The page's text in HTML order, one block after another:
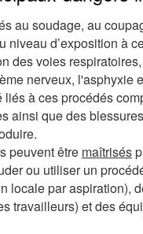
au soudage, au
d’exposition à
des voies
nerveux, l'asphyxie
à ces procédés
ainsi que des
peuvent être maîtrisés
ou utiliser un
locale par aspiration),
travailleurs) et des